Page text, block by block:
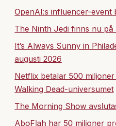
OpenAI:s influencer-event
The Ninth Jedi finns nu på
It’s Always Sunny in
augusti 2026
Netflix betalar 500
Walking Dead-universumet
The Morning Show
AboFlah har 50 miljoner